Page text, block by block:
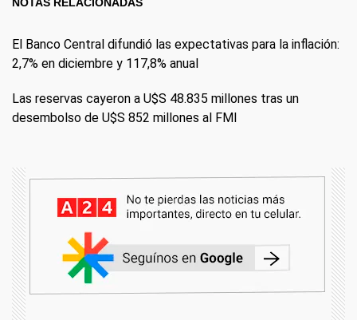
El Banco Central difundió las expectativas para la inflación:
2,7% en diciembre y 117,8% anual
Las reservas cayeron a U$S 48.835 millones tras un
desembolso de U$S 852 millones al FMI